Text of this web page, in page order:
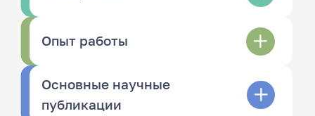
Опыт работы
Основные научные
публикации